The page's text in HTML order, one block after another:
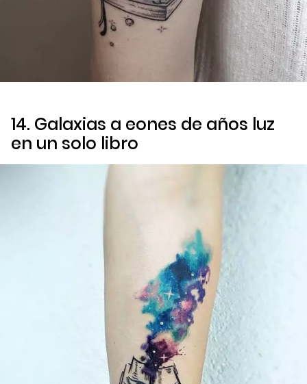
14. Galaxias a eones de años luz
en un solo libro